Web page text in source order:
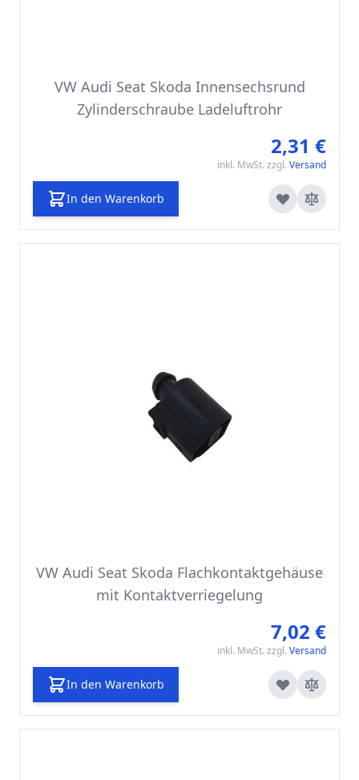
VW Audi Seat Skoda Innensechsrund
Zylinderschraube Ladeluftrohr
2,31 €
inkl. MwSt. zzgl. Versand
In den Warenkorb
VW Audi Seat Skoda Flachkontaktgehäuse
mit Kontaktverriegelung
7,02 €
inkl. MwSt. zzgl. Versand
In den Warenkorb